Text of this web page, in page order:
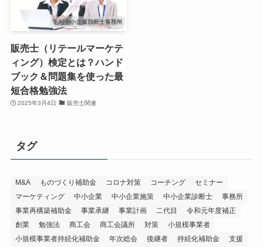
販売士（リテールマーケテ
ィング）検定とは？ハンド
ブック＆問題集を使った最
短合格勉強法
2025年3月4日 販売士関連
タグ
M&A ものづくり補助金 コロナ対策 コーチング
セミナー
マーケティング
中小企業 中小企業施策 中小企業診断士
事務所
事業再構築補助金
事業承継 事業計画 二代目
令和元年度補正
創業
勉強法 商工会 商工会議所 対策
小規模事業者
小規模事業者持続化補助金
年次総会 後継者 持続化補助金
支援